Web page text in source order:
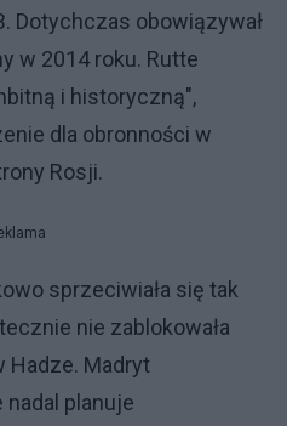
Dotychczas obowiązywał
w 2014 roku. Rutte
i historyczną",
dla obronności w
Rosji.
sprzeciwiała się tak
nie zablokowała
Hadze. Madryt
nadal planuje